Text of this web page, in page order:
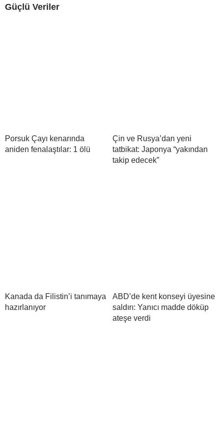
Güçlü Veriler
Porsuk Çayı kenarında
aniden fenalaştılar: 1 ölü
Çin ve Rusya’dan yeni
tatbikat: Japonya “yakından
takip edecek”
Kanada da Filistin’i tanımaya
hazırlanıyor
ABD’de kent konseyi üyesine
saldırı: Yanıcı madde döküp
ateşe verdi